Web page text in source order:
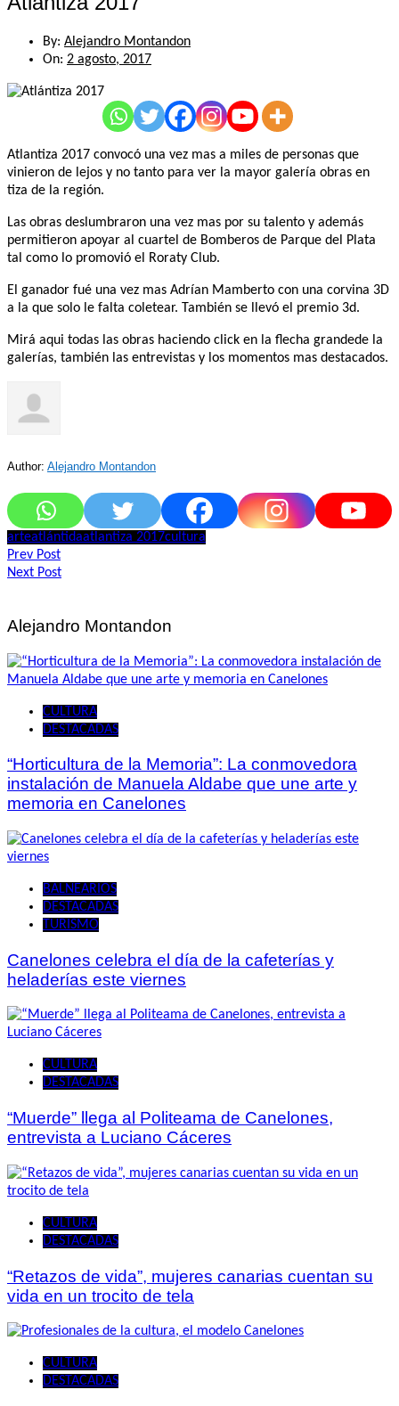
By: Alejandro Montandon
On: 2 agosto, 2017
Atlantiza 2017 convocó una vez mas a miles de personas que
vinieron de lejos y no tanto para ver la mayor galería obras en
tiza de la región.
Las obras deslumbraron una vez mas por su talento y además
permitieron apoyar al cuartel de Bomberos de Parque del Plata
tal como lo promovió el Roraty Club.
El ganador fué una vez mas Adrían Mamberto con una corvina 3D
a la que solo le falta coletear. También se llevó el premio 3d.
Mirá aqui todas las obras haciendo click en la flecha grandede la
galerías, también las entrevistas y los momentos mas destacados.
Author: Alejandro Montandon
arteatlántidaatlantiza 2017cultura
Navegación
de
Prev Post
Next Post
Alejandro Montandon
CULTURA
DESTACADAS
“Horticultura de la Memoria”: La conmovedora
instalación de Manuela Aldabe que une arte y
memoria en Canelones
BALNEARIOS
DESTACADAS
TURISMO
Canelones celebra el día de la cafeterías y
heladerías este viernes
CULTURA
DESTACADAS
“Muerde” llega al Politeama de Canelones,
entrevista a Luciano Cáceres
CULTURA
DESTACADAS
“Retazos de vida”, mujeres canarias cuentan su
vida en un trocito de tela
CULTURA
DESTACADAS